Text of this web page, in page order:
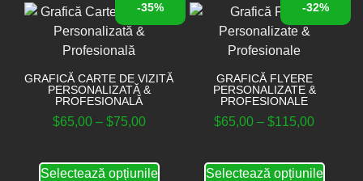
-35%
GRAFICĂ CARTE DE VIZITĂ
PERSONALIZATĂ &
PROFESIONALĂ
$65,00 – $75,00
Selectează opțiunile
-32%
GRAFICĂ FLYERE
PERSONALIZATE &
PROFESIONALE
$65,00 – $115,00
Selectează opțiunile